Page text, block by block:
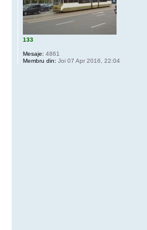
133
Mesaje: 4861
Membru din: Joi 07 Apr 2016, 22:04